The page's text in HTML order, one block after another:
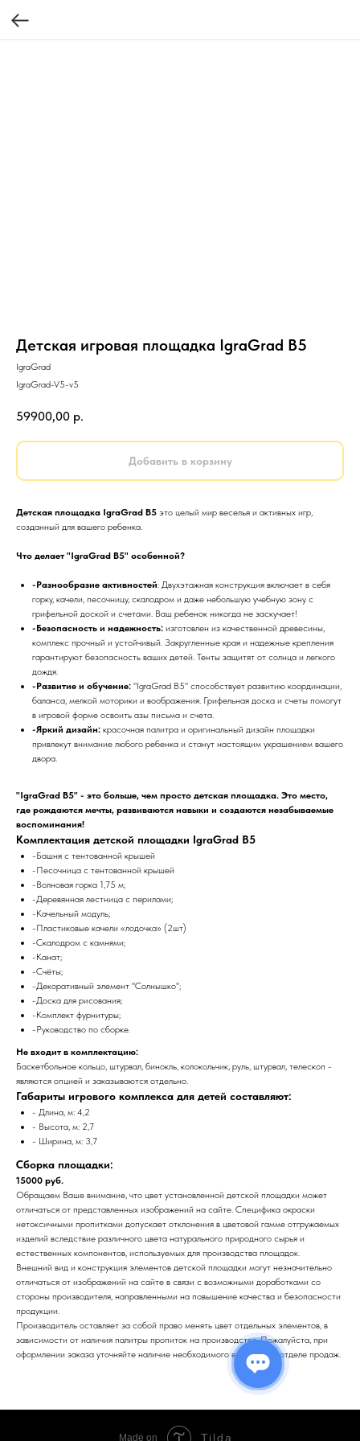
Детская игровая площадка IgraGrad В5
IgraGrad
IgraGrad-V5-v5
59900,00 р.
Добавить в корзину
Детская площадка IgraGrad B5 это целый мир веселья и активных игр,
созданный для вашего ребенка.
Что делает "IgraGrad B5" особенной?
-Разнообразие активностей: Двухэтажная конструкция включает в себя
горку, качели, песочницу, скалодром и даже небольшую учебную зону с
грифельной доской и счетами. Ваш ребенок никогда не заскучает!
-Безопасность и надежность: изготовлен из качественной древесины,
комплекс прочный и устойчивый. Закругленные края и надежные крепления
гарантируют безопасность ваших детей. Тенты защитят от солнца и легкого
дождя.
-Развитие и обучение: "IgraGrad B5" способствует развитию координации,
баланса, мелкой моторики и воображения. Грифельная доска и счеты помогут
в игровой форме освоить азы письма и счета.
-Яркий дизайн: красочная палитра и оригинальный дизайн площадки
привлекут внимание любого ребенка и станут настоящим украшением вашего
двора.
"IgraGrad B5" - это больше, чем просто детская площадка. Это место,
где рождаются мечты, развиваются навыки и создаются незабываемые
воспоминания!
Комплектация детской площадки IgraGrad B5
-Башня с тентованной крышей
-Песочница с тентованной крышей
-Волновая горка 1,75 м;
-Деревянная лестница с перилами;
-Качельный модуль;
-Пластиковые качели «лодочка» (2шт)
-Скалодром с камнями;
-Канат;
-Счёты;
-Декоративный элемент "Солнышко";
-Доска для рисования;
-Комплект фурнитуры;
-Руководство по сборке.
Не входит в комплектацию:
Баскетбольное кольцо, штурвал, бинокль, колокольчик, руль, штурвал, телескоп -
являются опцией и заказываются отдельно.
Габариты игрового комплекса для детей составляют:
- Длина, м: 4,2
- Высота, м: 2,7
- Ширина, м: 3,7
Сборка площадки:
15000 руб.
Обращаем Ваше внимание, что цвет установленной детской площадки может
отличаться от представленных изображений на сайте. Специфика окраски
нетоксичными пропитками допускает отклонения в цветовой гамме отгружаемых
изделий вследствие различного цвета натурального природного сырья и
естественных компонентов, используемых для производства площадок.
Внешний вид и конструкция элементов детской площадки могут незначительно
отличаться от изображений на сайте в связи с возможными доработками со
стороны производителя, направленными на повышение качества и безопасности
продукции.
Производитель оставляет за собой право менять цвет отдельных элементов, в
зависимости от наличия палитры пропиток на производстве. Пожалуйста, при
оформлении заказа уточняйте наличие необходимого вам цвета в отделе продаж.
Made on Tilda